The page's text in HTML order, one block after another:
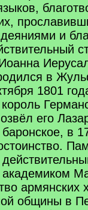
и
в
1801
его
в
академиком
армянских
общины в